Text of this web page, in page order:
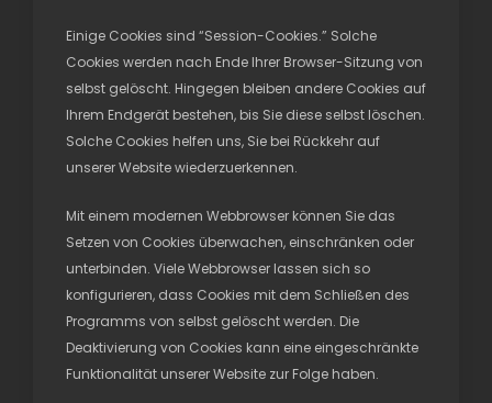
Einige Cookies sind “Session-Cookies.” Solche
Cookies werden nach Ende Ihrer Browser-Sitzung von
selbst gelöscht. Hingegen bleiben andere Cookies auf
Ihrem Endgerät bestehen, bis Sie diese selbst löschen.
Solche Cookies helfen uns, Sie bei Rückkehr auf
unserer Website wiederzuerkennen.
Mit einem modernen Webbrowser können Sie das
Setzen von Cookies überwachen, einschränken oder
unterbinden. Viele Webbrowser lassen sich so
konfigurieren, dass Cookies mit dem Schließen des
Programms von selbst gelöscht werden. Die
Deaktivierung von Cookies kann eine eingeschränkte
Funktionalität unserer Website zur Folge haben.